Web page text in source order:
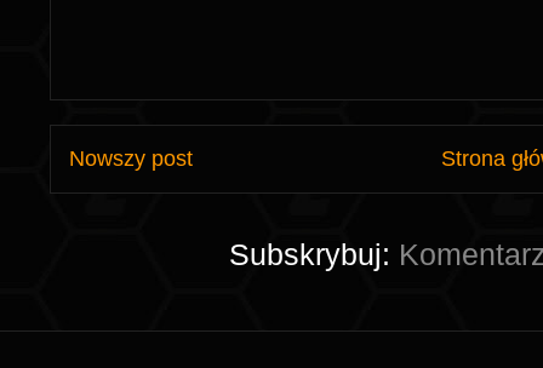
Nowszy post Strona
Subskrybuj: